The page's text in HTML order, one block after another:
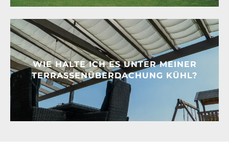
WIE HALTE ICH ES UNTER MEINER
TERRASSENÜBERDACHUNG KÜHL?